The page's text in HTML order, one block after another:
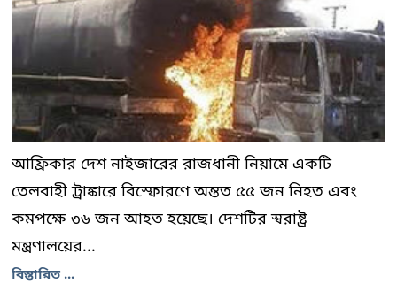
আফ্রিকার দেশ নাইজারের রাজধানী নিয়ামে একটি
তেলবাহী ট্রাঙ্কারে বিস্ফোরণে অন্তত ৫৫ জন নিহত এবং
কমপক্ষে ৩৬ জন আহত হয়েছে। দেশটির স্বরাষ্ট্র
মন্ত্রণালয়ের...
বিস্তারিত ...